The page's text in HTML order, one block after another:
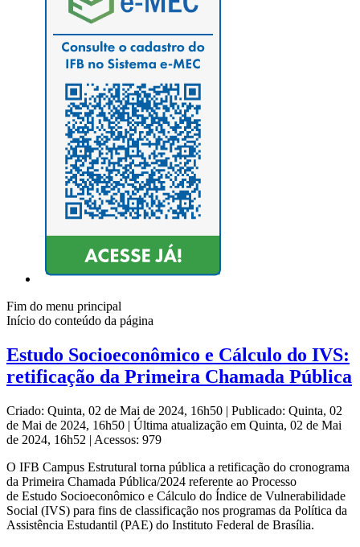
Fim do menu principal
Início do conteúdo da página
Estudo Socioeconômico e Cálculo do IVS:
retificação da Primeira Chamada Pública
Criado: Quinta, 02 de Mai de 2024, 16h50 | Publicado: Quinta, 02
de Mai de 2024, 16h50 | Última atualização em Quinta, 02 de Mai
de 2024, 16h52 | Acessos: 979
O IFB Campus Estrutural torna pública a retificação do cronograma
da Primeira Chamada Pública/2024 referente ao Processo
de Estudo Socioeconômico e Cálculo do Índice de Vulnerabilidade
Social (IVS) para fins de classificação nos programas da Política da
Assistência Estudantil (PAE) do Instituto Federal de Brasília.